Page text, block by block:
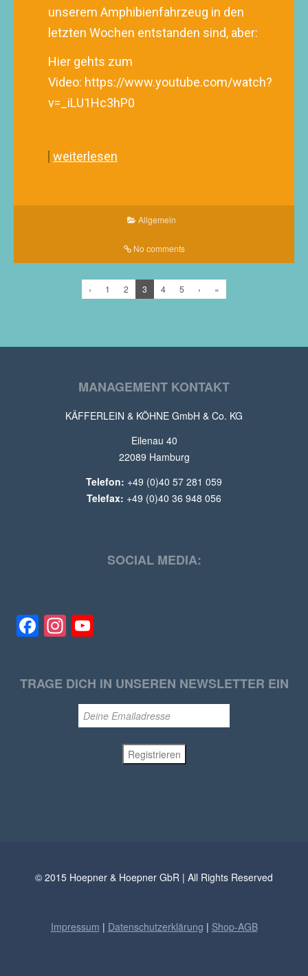
unserem Amphibienfahrzeug in den
letzten Wochen entstanden sind, aber:
Hier gehts zum
Video: https://www.youtube.com/watch?
v=_iLU1Hc3hP0
weiterlesen
Allgemein
No comments
‹ 1 2 3 4 5 › »
MANAGEMENT KONTAKT
KÄFFERLEIN & KÖHNE GmbH & Co. KG
Eilenau 40
22089 Hamburg
Telefon: +49 (0)40 57 281 059
Telefax: +49 (0)40 36 948 056
SOCIAL MEDIA:
Facebook
Instagram
TRAGE DICH IN UNSEREN NEWSLETTER EIN
© 2015 Hoepner & Hoepner GbR | All Rights Reserved
Impressum | Datenschutzerklärung | Shop-AGB